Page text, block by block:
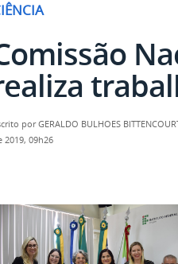
porGERALDO BULHOES
2019, 09h26